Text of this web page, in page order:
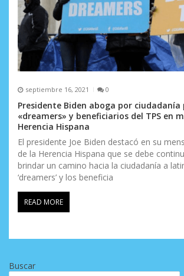
septiembre 16, 2021 0
Presidente Biden aboga por ciudadanía
«dreamers» y beneficiarios del TPS en
Herencia Hispana
El presidente Joe Biden destacó en su
de la Herencia Hispana que se debe
brindar un camino hacia la ciudadanía a
‘dreamers’ y los beneficia
READ MORE
Buscar